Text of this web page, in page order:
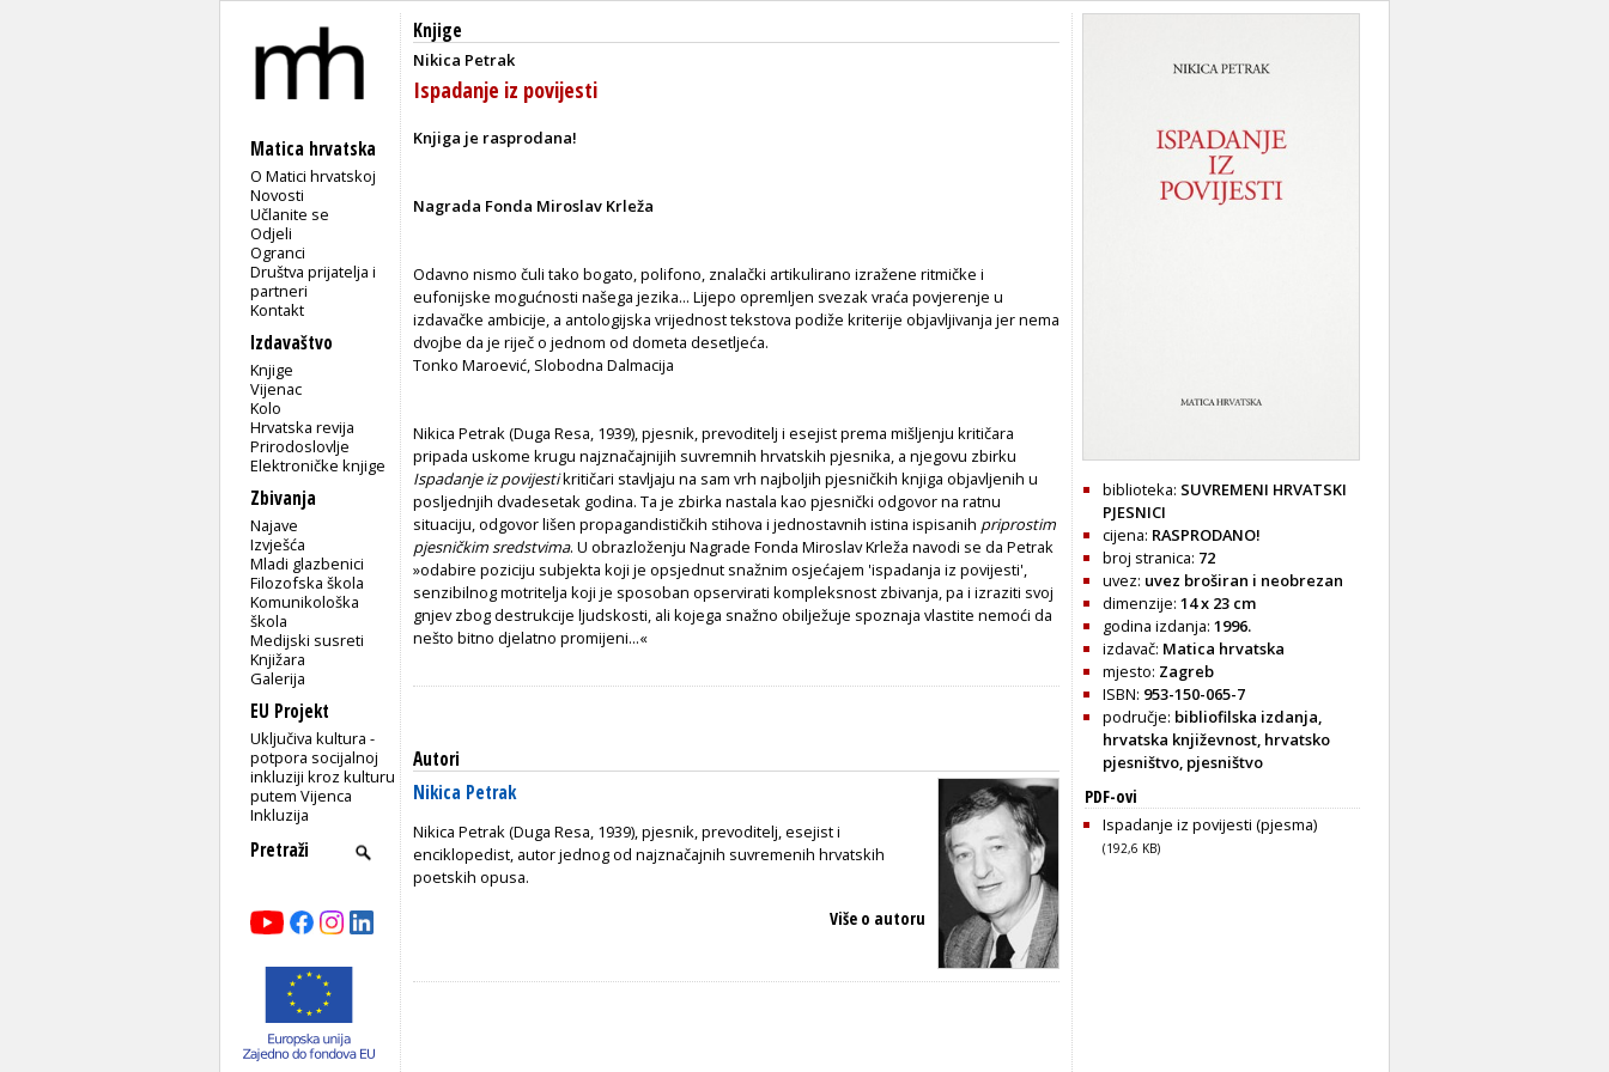
Matica hrvatska
O Matici hrvatskoj
Novosti
Učlanite se
Odjeli
Ogranci
Društva prijatelja i
partneri
Kontakt
Izdavaštvo
Knjige
Vijenac
Kolo
Hrvatska revija
Prirodoslovlje
Elektroničke knjige
Zbivanja
Najave
Izvješća
Mladi glazbenici
Filozofska škola
Komunikološka
škola
Medijski susreti
Knjižara
Galerija
EU Projekt
Uključiva kultura -
potpora socijalnoj
inkluziji kroz kulturu
putem Vijenca
Inkluzija
Knjige
Nikica Petrak
Ispadanje iz povijesti
Knjiga je rasprodana!
Nagrada Fonda Miroslav Krleža
Odavno nismo čuli tako bogato, polifono, znalački artikulirano izražene ritmičke i
eufonijske mogućnosti našega jezika... Lijepo opremljen svezak vraća povjerenje u
izdavačke ambicije, a antologijska vrijednost tekstova podiže kriterije objavljivanja jer nema
dvojbe da je riječ o jednom od dometa desetljeća.
Tonko Maroević, Slobodna Dalmacija
Nikica Petrak (Duga Resa, 1939), pjesnik, prevoditelj i esejist prema mišljenju kritičara
pripada uskome krugu najznačajnijih suvremnih hrvatskih pjesnika, a njegovu zbirku
Ispadanje iz povijestikritičari stavljaju na sam vrh najboljih pjesničkih knjiga objavljenih u
posljednjih dvadesetak godina. Ta je zbirka nastala kao pjesnički odgovor na ratnu
situaciju, odgovor lišen propagandističkih stihova i jednostavnih istina ispisanih priprostim
pjesničkim sredstvima. U obrazloženju Nagrade Fonda Miroslav Krleža navodi se da Petrak
»odabire poziciju subjekta koji je opsjednut snažnim osjećajem 'ispadanja iz povijesti',
senzibilnog motritelja koji je sposoban opservirati kompleksnost zbivanja, pa i izraziti svoj
gnjev zbog destrukcije ljudskosti, ali kojega snažno obilježuje spoznaja vlastite nemoći da
nešto bitno djelatno promijeni...«
Autori
Nikica Petrak
Nikica Petrak (Duga Resa, 1939), pjesnik, prevoditelj, esejist i
enciklopedist, autor jednog od najznačajnih suvremenih hrvatskih
poetskih opusa.
Više o autoru
biblioteka: SUVREMENI HRVATSKI
PJESNICI
cijena: RASPRODANO!
broj stranica: 72
uvez: uvez broširan i neobrezan
dimenzije: 14 x 23 cm
godina izdanja: 1996.
izdavač: Matica hrvatska
mjesto: Zagreb
ISBN: 953-150-065-7
područje: bibliofilska izdanja,
hrvatska književnost, hrvatsko
pjesništvo, pjesništvo
PDF-ovi
Ispadanje iz povijesti (pjesma)
(192,6 KB)